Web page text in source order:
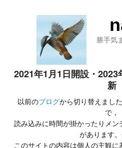
勝手気
2021年1月1日開設・
新
以前のブログから切り替えまし
で，
読み込みに時間が掛かったりメン
があります
このサイトの内容は個人の主観